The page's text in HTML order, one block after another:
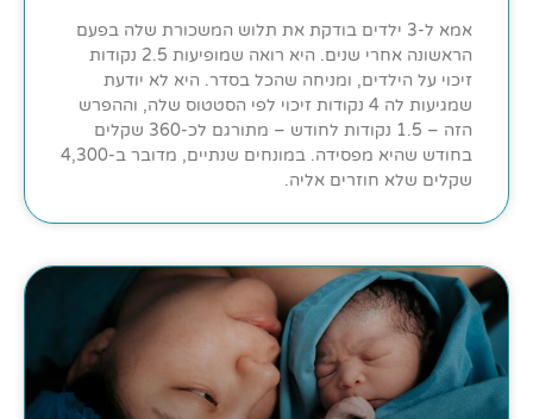
אמא ל-3 ילדים בודקת את תלוש המשכורת שלה בפעם
הראשונה אחרי שנים. היא רואה שמופיעות 2.5 נקודות
זיכוי על הילדים, ומניחה שהכל בסדר. היא לא יודעת
שמגיעות לה 4 נקודות זיכוי לפי הסטטוס שלה, וההפרש
הזה – 1.5 נקודות לחודש – מתורגם לכ-360 שקלים
בחודש שהיא מפסידה. במונחים שנתיים, מדובר ב-4,300
שקלים שלא חוזרים אליה.